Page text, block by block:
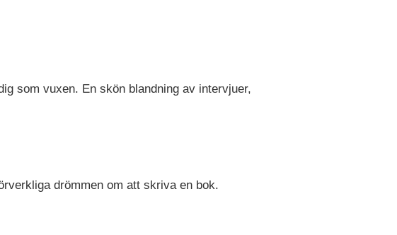
som vuxen. En skön blandning av intervjuer,
drömmen om att skriva en bok.